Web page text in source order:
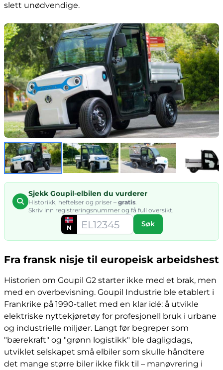
slett unødvendige.
Sjekk Goupil-elbilen du vurderer
Historikk, heftelser og priser – gratis
Skriv inn registreringsnummer og få full oversikt.
N Søk
Fra fransk nisje til europeisk arbeidshest
Historien om Goupil G2 starter ikke med et brak, men
med en overbevisning. Goupil Industrie ble etablert i
Frankrike på 1990-tallet med en klar idé: å utvikle
elektriske nyttekjøretøy for profesjonell bruk i urbane
og industrielle miljøer. Langt før begreper som
"bærekraft" og "grønn logistikk" ble dagligdags,
utviklet selskapet små elbiler som skulle håndtere
det mange større biler ikke fikk til – manøvrering i